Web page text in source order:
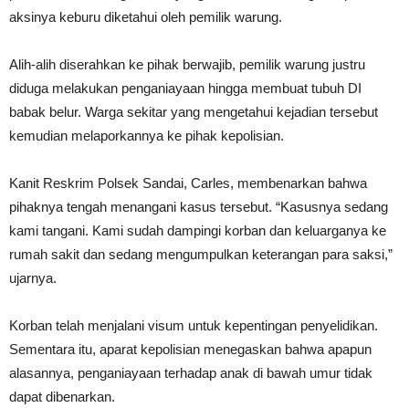
aksinya keburu diketahui oleh pemilik warung.
Alih-alih diserahkan ke pihak berwajib, pemilik warung justru
diduga melakukan penganiayaan hingga membuat tubuh DI
babak belur. Warga sekitar yang mengetahui kejadian tersebut
kemudian melaporkannya ke pihak kepolisian.
Kanit Reskrim Polsek Sandai, Carles, membenarkan bahwa
pihaknya tengah menangani kasus tersebut. “Kasusnya sedang
kami tangani. Kami sudah dampingi korban dan keluarganya ke
rumah sakit dan sedang mengumpulkan keterangan para saksi,”
ujarnya.
Korban telah menjalani visum untuk kepentingan penyelidikan.
Sementara itu, aparat kepolisian menegaskan bahwa apapun
alasannya, penganiayaan terhadap anak di bawah umur tidak
dapat dibenarkan.